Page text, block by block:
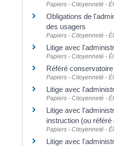
Papiers - Citoyenneté -
Obligations de
des usagers
Papiers - Citoyenneté -
Litige avec
Papiers - Citoyenneté -
Référé conservatoire
Papiers - Citoyenneté -
Litige avec
Papiers - Citoyenneté -
Litige avec
instruction (ou référé
Papiers - Citoyenneté -
Litige avec